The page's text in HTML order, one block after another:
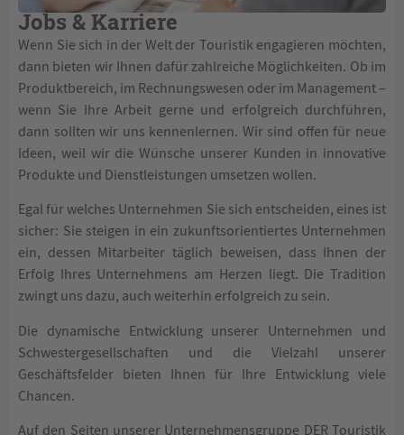
Jobs & Karriere
Wenn Sie sich in der Welt der Touristik engagieren möchten,
dann bieten wir Ihnen dafür zahlreiche Möglichkeiten. Ob im
Produktbereich, im Rechnungswesen oder im Management –
wenn Sie Ihre Arbeit gerne und erfolgreich durchführen,
dann sollten wir uns kennenlernen. Wir sind offen für neue
Ideen, weil wir die Wünsche unserer Kunden in innovative
Produkte und Dienstleistungen umsetzen wollen.
Egal für welches Unternehmen Sie sich entscheiden, eines ist
sicher: Sie steigen in ein zukunftsorientiertes Unternehmen
ein, dessen Mitarbeiter täglich beweisen, dass Ihnen der
Erfolg Ihres Unternehmens am Herzen liegt. Die Tradition
zwingt uns dazu, auch weiterhin erfolgreich zu sein.
Die dynamische Entwicklung unserer Unternehmen und
Schwestergesellschaften und die Vielzahl unserer
Geschäftsfelder bieten Ihnen für Ihre Entwicklung viele
Chancen.
Auf den Seiten unserer Unternehmensgruppe DER Touristik